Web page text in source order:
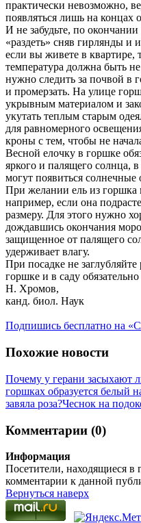
практически невозможно,
появляться лишь на концах
И не забудьте, по
«раздеть» сняв гирлянды
если вы живете в квартире,
температура должна быть
нужно следить за почвой в
и промерзать. На улице
укрывным материалом и
укутать теплым старым
для равномерного
кроны с тем, чтобы не
Весной елочку в горшке
яркого и палящего солнца,
могут появиться солнечные
При желании ель из горшка
например, если она
размеру. Для этого нужно
дождавшись окончания
защищенное от палящего
удерживает влагу.
При посадке не
горшке и в саду
Н. Хромов,
канд. биол. Наук
Подпишись бесплатно
Похожие новости
Почему у герани засыхают
горшках образуется белый
завяла роза?Чеснок на
Комментарии (0)
Информация
Посетители, находящиеся в
комментарии к данной
Вернуться наверх